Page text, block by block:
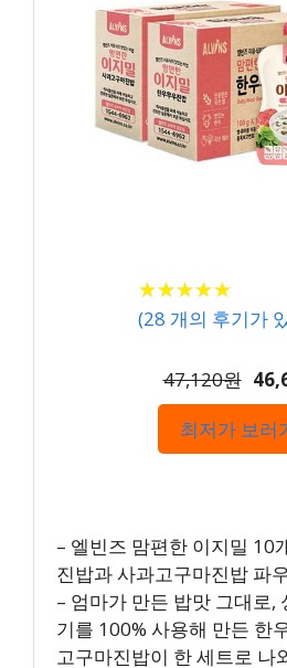
★★★★★
★★★★★
(28 개의 후기가
47,120원
최저가 보러
– 엘빈즈 맘편한 이지밀 10
진밥과 사과고구마진밥 파
– 엄마가 만든 밥맛 그대로,
기를 100% 사용해 만든 한
고구마진밥이 한 세트로 나